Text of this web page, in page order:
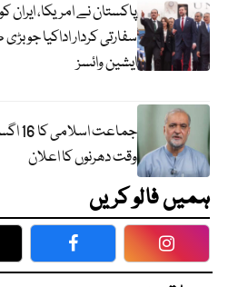
پاکستان نے امریکا، ایران
سفارتی کردار اداکیا جو
ایشین وائسز
وقت دھرنوں کا اعلان
ہمیں فالو کریں
Facebook